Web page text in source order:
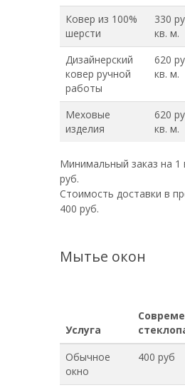
Ковер из 100%
шерсти
330
кв. м.
Дизайнерский
ковер ручной
работы
620
кв. м.
Меховые
изделия
620
кв. м.
Минимальный заказ на 1
руб.
Стоимость доставки в
400 руб.
Мытье окон
Услуга
Обычное
окно
400 руб